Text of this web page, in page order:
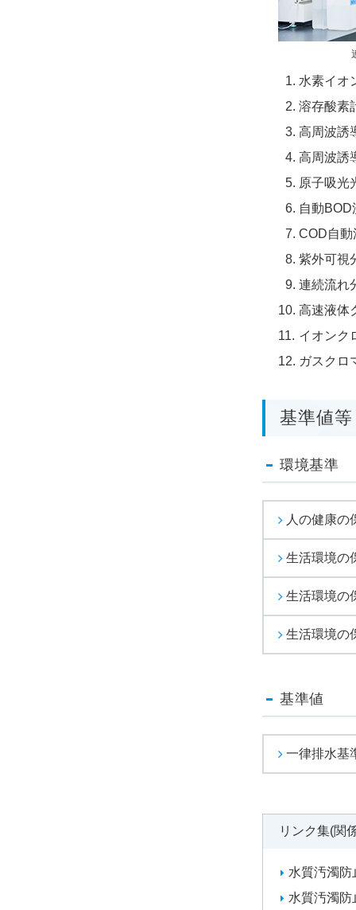
水素イオ
溶存酸素
高周波誘
高周波誘
原子吸光
自動BOD
COD自動
紫外可視
連続流れ
高速液体
イオンク
ガスクロ
基準値等
環境基準
人の健康の
生活環境の
生活環境の
生活環境の
基準値
一律排水基
リンク集(関
水質汚濁防
水質汚濁防